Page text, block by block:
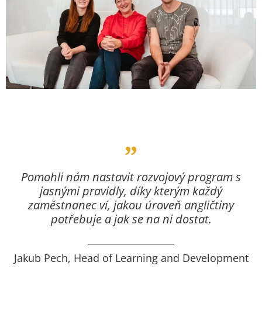
Pomohli nám nastavit rozvojový program s
jasnými pravidly, díky kterým každý
zaměstnanec ví, jakou úroveň angličtiny
potřebuje a jak se na ni dostat.
Jakub Pech, Head of Learning and Development